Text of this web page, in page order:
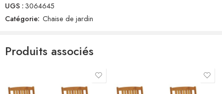
Il n'y a pas encore de critiques.
UGS :3064645
Catégorie: Chaise de jardin
Produits associés